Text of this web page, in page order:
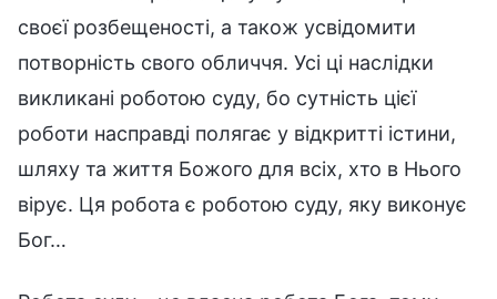
своєї розбещеності, а також усвідомити
потворність свого обличчя. Усі ці наслідки
викликані роботою суду, бо сутність цієї
роботи насправді полягає у відкритті істини,
шляху та життя Божого для всіх, хто в Нього
вірує. Ця робота є роботою суду, яку виконує
Бог…